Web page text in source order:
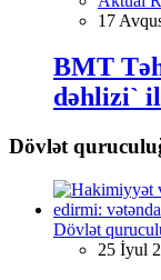
17
BMT
dəhlizi`
Dövlət
Dövlət
25 İyul